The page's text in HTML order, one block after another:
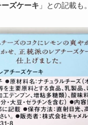
ズケーキ 」との記載も。